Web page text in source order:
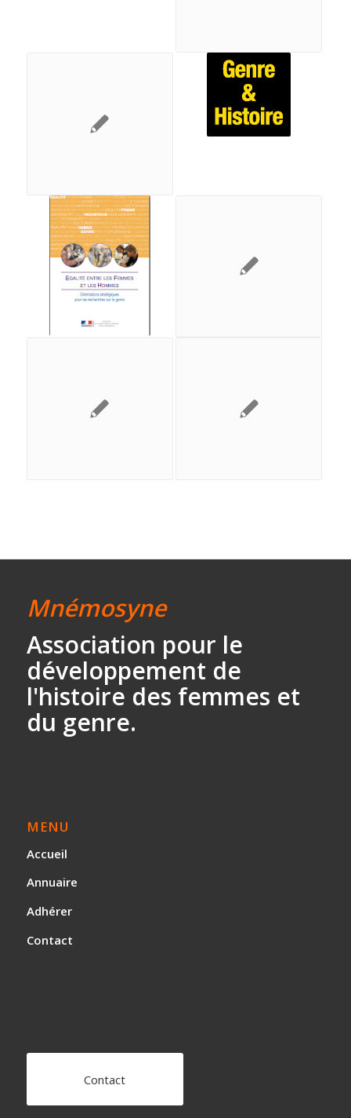
Mnémosyne
Association pour le
développement de
l'histoire des femmes et
du genre.
MENU
Accueil
Annuaire
Adhérer
Contact
Contact